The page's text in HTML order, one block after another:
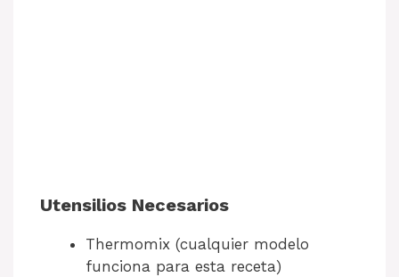
Utensilios Necesarios
Thermomix (cualquier modelo
funciona para esta receta)